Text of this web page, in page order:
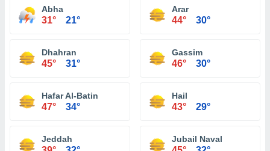
Abha
31° 21°
Arar
44° 30°
Dhahran
45° 31°
Gassim
46° 30°
Hafar Al-Batin
47° 34°
Hail
43° 29°
Jeddah Jubail Naval